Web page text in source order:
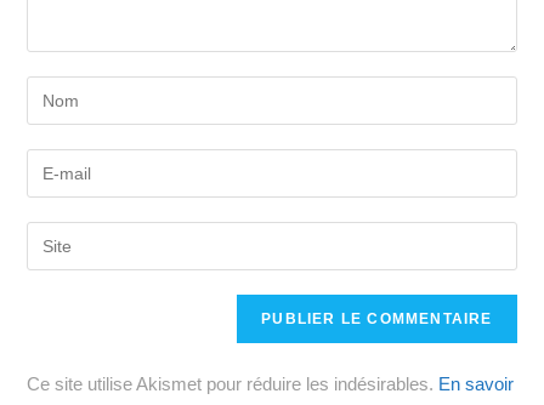
Enter
your
name
comment
Enter
your
email
address
Saisir
l’URL
(facultatif)
Ce site utilise Akismet pour réduire les indésirables. En savoir